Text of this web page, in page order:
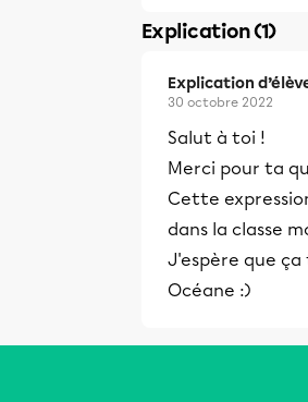
Explication (1)
Explication
30 octobre 2022
Salut à toi !
Merci pour ta
Cette
dans la classe
J'espère que
Océane :)